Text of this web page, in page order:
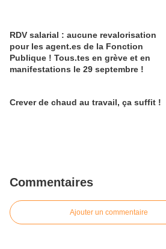
RDV salarial : aucune revalorisation
pour les agent.es de la Fonction
Publique ! Tous.tes en grève et en
manifestations le 29 septembre !
Crever de chaud au travail, ça suffit !
Commentaires
Ajouter un commentaire